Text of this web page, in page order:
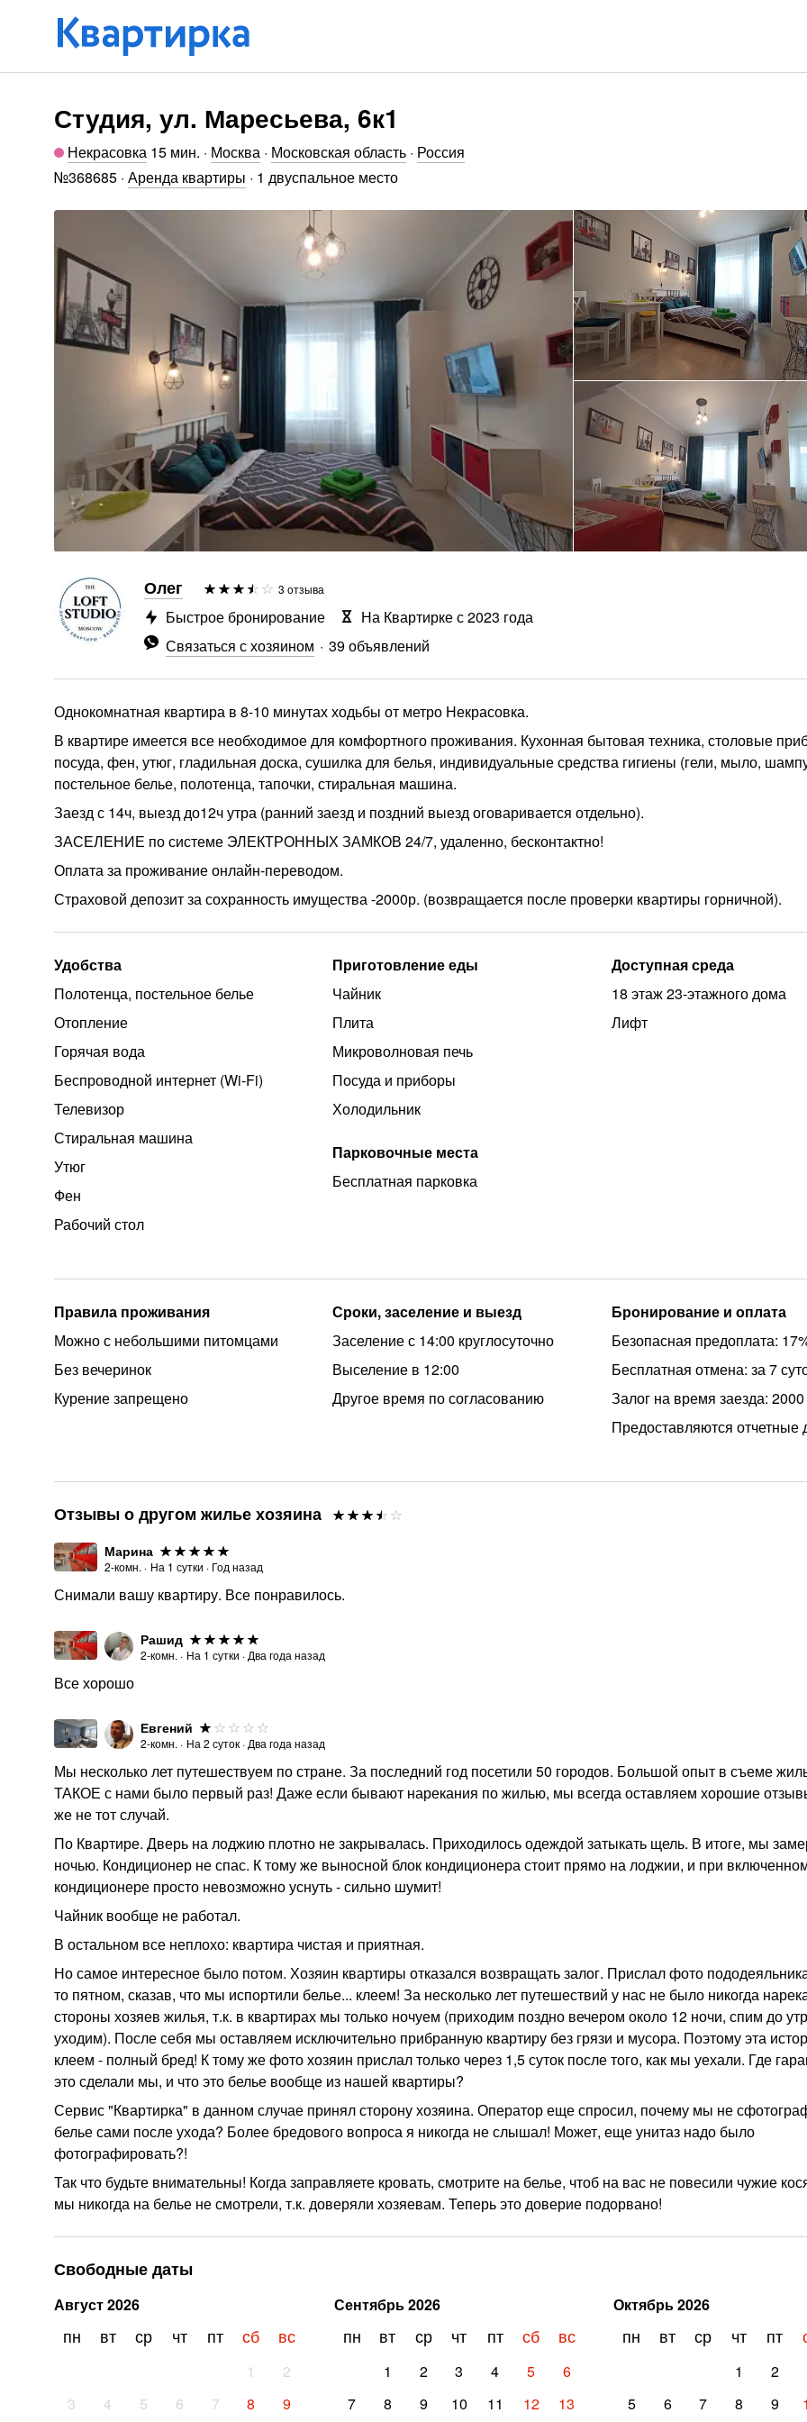
Студия, ул. Маресьева, 6к1
Некрасовка 15 мин. · Москва · Московская область · Россия
№368685 · Аренда квартиры · 1 двуспальное место
Олег 3 отзыва
Связаться с хозяином 39 объявлений
Быстрое бронирование На Квартирке с 2023 года
Однокомнатная квартира в 8-10 минутах ходьбы от метро Некрасовка.
В квартире имеется все необходимое для комфортного проживания. Кухонная бытовая техника, столовые
посуда, фен, утюг, гладильная доска, сушилка для белья, индивидуальные средства гигиены (гели, мыло,
постельное белье, полотенца, тапочки, стиральная машина.
Заезд с 14ч, выезд до12ч утра (ранний заезд и поздний выезд оговаривается отдельно).
ЗАСЕЛЕНИЕ по системе ЭЛЕКТРОННЫХ ЗАМКОВ 24/7, удаленно, бесконтактно!
Оплата за проживание онлайн-переводом.
Страховой депозит за сохранность имущества -2000р. (возвращается после проверки квартиры горничной).
Удобства
Полотенца, постельное белье
Отопление
Горячая вода
Беспроводной интернет (Wi‑Fi)
Телевизор
Стиральная машина
Утюг
Фен
Рабочий стол
Приготовление еды
Чайник
Плита
Микроволновая печь
Посуда и приборы
Холодильник
Парковочные места
Бесплатная парковка
Доступная среда
18 этаж 23-этажного дома
Лифт
Правила проживания
Можно с небольшими питомцами
Без вечеринок
Курение запрещено
Сроки, заселение и выезд
Заселение с 14:00 круглосуточно
Выселение в 12:00
Другое время по согласованию
Бронирование и оплата
Безопасная предоплата:
Бесплатная отмена: за 7
Залог на время заезда:
Предоставляются отчетные
Свободные даты
Август2026
пн вт ср чт пт сб вс
1
2
3
4 5 6 7 8 9
Сентябрь2026
пн вт ср чт пт сб вс
1 2 3 4 5
6
7
8 9 10 11 12 13
Октябрь2026
пн вт ср чт пт
1 2
5
6 7 8 9
Отзывы о другом жилье хозяина
Марина
2-комн. · На 1 сутки · Год назад
Снимали вашу квартиру. Все понравилось.
Рашид
2-комн. · На 1 сутки · Два года назад
Все хорошо
Евгений
2-комн. · На 2 суток · Два года назад
Мы несколько лет путешествуем по стране. За последний год посетили 50 городов. Большой опыт в съеме
ТАКОЕ с нами было первый раз! Даже если бывают нарекания по жилью, мы всегда оставляем хорошие
же не тот случай.
По Квартире. Дверь на лоджию плотно не закрывалась. Приходилось одеждой затыкать щель. В итоге, мы
ночью. Кондиционер не спас. К тому же выносной блок кондиционера стоит прямо на лоджии, и при
кондиционере просто невозможно уснуть - сильно шумит!
Чайник вообще не работал.
В остальном все неплохо: квартира чистая и приятная.
Но самое интересное было потом. Хозяин квартиры отказался возвращать залог. Прислал фото
то пятном, сказав, что мы испортили белье... клеем! За несколько лет путешествий у нас не было никогда
стороны хозяев жилья, т.к. в квартирах мы только ночуем (приходим поздно вечером около 12 ночи, спим до
уходим). После себя мы оставляем исключительно прибранную квартиру без грязи и мусора. Поэтому эта
клеем - полный бред! К тому же фото хозяин прислал только через 1,5 суток после того, как мы уехали. Где
это сделали мы, и что это белье вообще из нашей квартиры?
Сервис "Квартирка" в данном случае принял сторону хозяина. Оператор еще спросил, почему мы не
белье сами после ухода? Более бредового вопроса я никогда не слышал! Может, еще унитаз надо было
фотографировать?!
Так что будьте внимательны! Когда заправляете кровать, смотрите на белье, чтоб на вас не повесили чужие
мы никогда на белье не смотрели, т.к. доверяли хозяевам. Теперь это доверие подорвано!